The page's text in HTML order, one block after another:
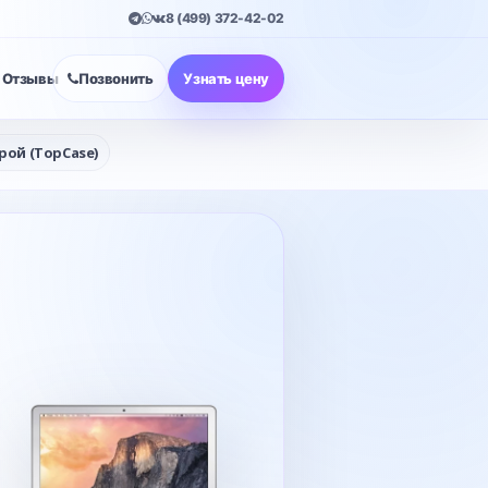
8 (499) 372-42-02
Отзывы Позвонить Узнать цену
(TopCase)